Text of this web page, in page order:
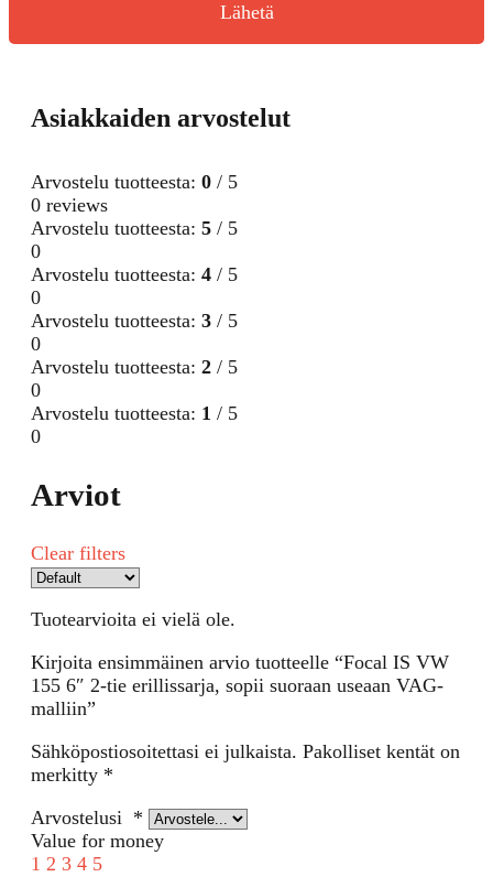
Lähetä
Asiakkaiden arvostelut
Arvostelu tuotteesta: 0 / 5
0 reviews
Arvostelu tuotteesta: 5 / 5
0
Arvostelu tuotteesta: 4 / 5
0
Arvostelu tuotteesta: 3 / 5
0
Arvostelu tuotteesta: 2 / 5
0
Arvostelu tuotteesta: 1 / 5
0
Arviot
Clear filters
Tuotearvioita ei vielä ole.
Kirjoita ensimmäinen arvio tuotteelle “Focal IS VW
155 6″ 2-tie erillissarja, sopii suoraan useaan VAG-
malliin”
Sähköpostiosoitettasi ei julkaista. Pakolliset kentät on
merkitty *
Arvostelusi *
Value for money
1 2 3 4 5